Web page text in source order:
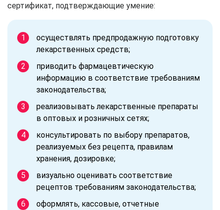
сертификат, подтверждающие умение:
осуществлять предпродажную подготовку
лекарственных средств;
приводить фармацевтическую
информацию в соответствие требованиям
законодательства;
реализовывать лекарственные препараты
в оптовых и розничных сетях;
консультировать по выбору препаратов,
реализуемых без рецепта, правилам
хранения, дозировке;
визуально оценивать соответствие
рецептов требованиям законодательства;
оформлять, кассовые, отчетные